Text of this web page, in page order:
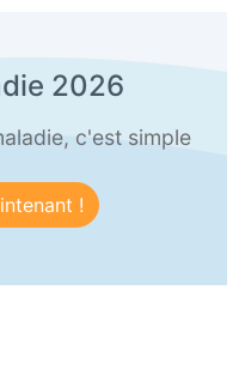
2026
c'est simple
!